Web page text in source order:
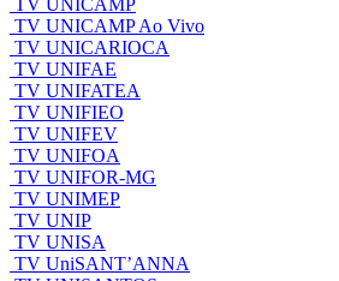
TV UNICAMP
TV UNICAMP Ao Vivo
TV UNICARIOCA
TV UNIFAE
TV UNIFATEA
TV UNIFIEO
TV UNIFEV
TV UNIFOA
TV UNIFOR-MG
TV UNIMEP
TV UNIP
TV UNISA
TV UniSANT’ANNA